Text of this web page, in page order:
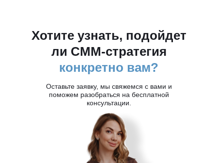
Хотите узнать, подойдет
ли СММ-стратегия
конкретно вам?
Оставьте заявку, мы свяжемся с вами и
поможем разобраться на бесплатной
консультации.